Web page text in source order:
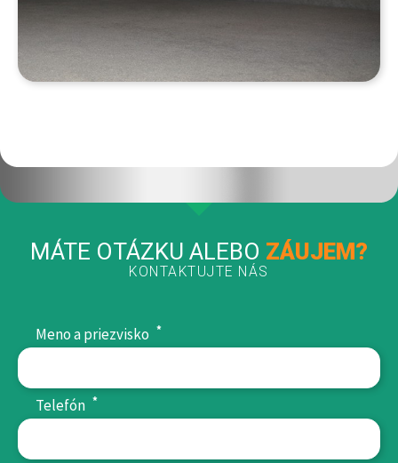
MÁTE OTÁZKU ALEBO ZÁUJEM?
KONTAKTUJTE NÁS
Meno a priezvisko *
Telefón *